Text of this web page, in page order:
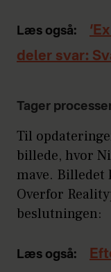
Læs også:
deler svar:
Tager
Til
billede, hvor
mave. Billedet
Overfor
beslutningen:
Læs også: